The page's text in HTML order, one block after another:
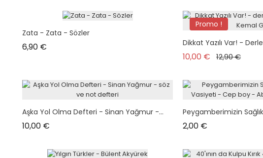
Zata - Zata - Sözler
6,90 €
Promo !
Dikkat Yazılı Var! -
10,00 € Prix de base
12,90 €Prix
Aşka Yol Olma Defteri - Sinan Yağmur -...
10,00 €
Peygamberimizin Sağlık
2,00 €